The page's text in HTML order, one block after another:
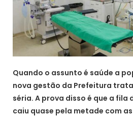
Quando o assunto é saúde a
nova gestão da Prefeitura
séria. A prova disso é que a fila
caiu quase pela metade com